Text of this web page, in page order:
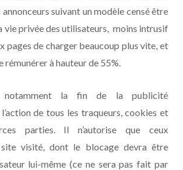
suivant un modèle censé être
vie privée des utilisateurs, moins intrusif
pages de charger beaucoup plus vite, et
rémunérer à hauteur de 55%.
notamment la fin de la publicité
de tous les traqueurs, cookies et
parties. Il n’autorise que ceux
visité, dont le blocage devra être
lui-même (ce ne sera pas fait par